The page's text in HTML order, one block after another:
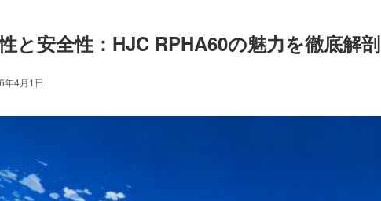
と安全性：HJC RPHA60の魅力を徹底解剖
年4月1日